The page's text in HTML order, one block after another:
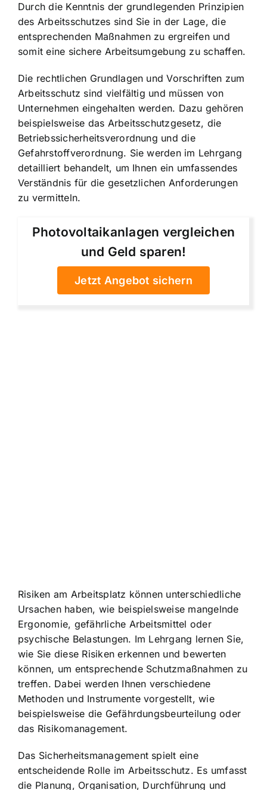
Durch die Kenntnis der grundlegenden Prinzipien
des Arbeitsschutzes sind Sie in der Lage, die
entsprechenden Maßnahmen zu ergreifen und
somit eine sichere Arbeitsumgebung zu schaffen.
Die rechtlichen Grundlagen und Vorschriften zum
Arbeitsschutz sind vielfältig und müssen von
Unternehmen eingehalten werden. Dazu gehören
beispielsweise das Arbeitsschutzgesetz, die
Betriebssicherheitsverordnung und die
Gefahrstoffverordnung. Sie werden im Lehrgang
detailliert behandelt, um Ihnen ein umfassendes
Verständnis für die gesetzlichen Anforderungen
zu vermitteln.
Photovoltaikanlagen vergleichen
und Geld sparen!
Jetzt Angebot sichern
Risiken am Arbeitsplatz können unterschiedliche
Ursachen haben, wie beispielsweise mangelnde
Ergonomie, gefährliche Arbeitsmittel oder
psychische Belastungen. Im Lehrgang lernen Sie,
wie Sie diese Risiken erkennen und bewerten
können, um entsprechende Schutzmaßnahmen zu
treffen. Dabei werden Ihnen verschiedene
Methoden und Instrumente vorgestellt, wie
beispielsweise die Gefährdungsbeurteilung oder
das Risikomanagement.
Das Sicherheitsmanagement spielt eine
entscheidende Rolle im Arbeitsschutz. Es umfasst
die Planung, Organisation, Durchführung und